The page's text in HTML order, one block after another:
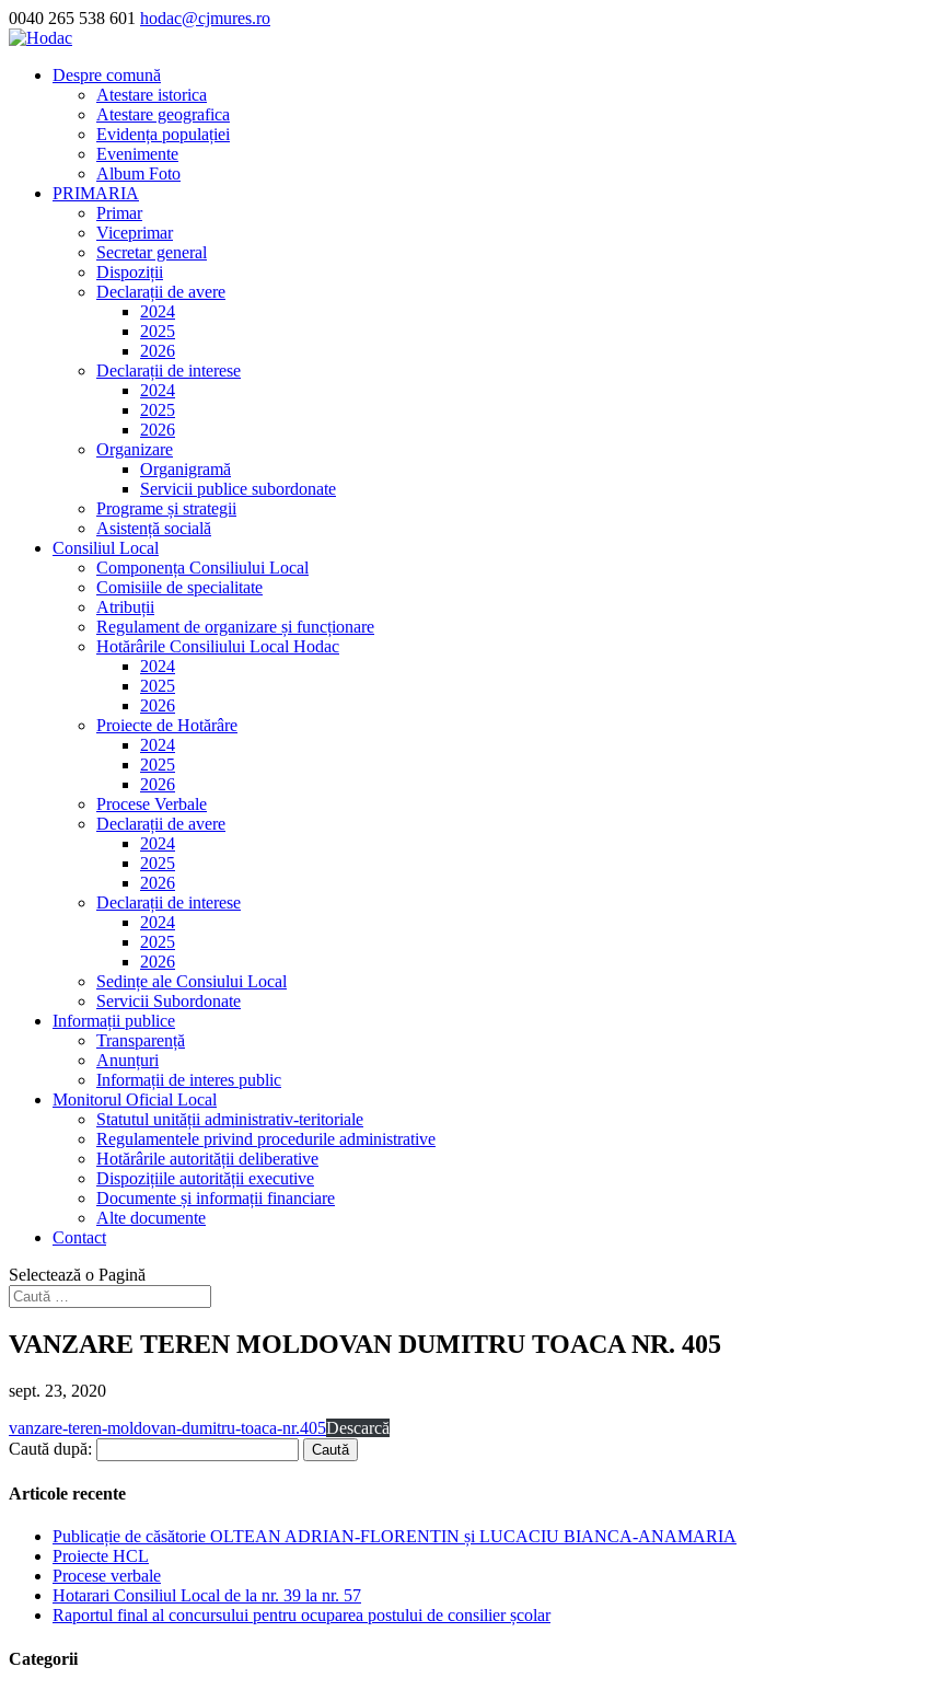
0040 265 538 601 hodac@cjmures.ro
Despre comună
Atestare istorica
Atestare geografica
Evidența populației
Evenimente
Album Foto
PRIMARIA
Primar
Viceprimar
Secretar general
Dispoziții
Declarații de avere
2024
2025
2026
Declarații de interese
2024
2025
2026
Organizare
Organigramă
Servicii publice subordonate
Programe și strategii
Asistență socială
Consiliul Local
Componența Consiliului Local
Comisiile de specialitate
Atribuții
Regulament de organizare și funcționare
Hotărârile Consiliului Local Hodac
2024
2025
2026
Proiecte de Hotărâre
2024
2025
2026
Procese Verbale
Declarații de avere
2024
2025
2026
Declarații de interese
2024
2025
2026
Sedințe ale Consiului Local
Servicii Subordonate
Informații publice
Transparență
Anunțuri
Informații de interes public
Monitorul Oficial Local
Statutul unității administrativ-teritoriale
Regulamentele privind procedurile administrative
Hotărârile autorității deliberative
Dispozițiile autorității executive
Documente și informații financiare
Alte documente
Contact
Selectează o Pagină
VANZARE TEREN MOLDOVAN DUMITRU TOACA NR. 405
sept. 23, 2020
vanzare-teren-moldovan-dumitru-toaca-nr.405Descarcă
Caută după:
Articole recente
Publicație de căsătorie OLTEAN ADRIAN-FLORENTIN și LUCACIU BIANCA-ANAMARIA
Proiecte HCL
Procese verbale
Hotarari Consiliul Local de la nr. 39 la nr. 57
Raportul final al concursului pentru ocuparea postului de consilier școlar
Categorii